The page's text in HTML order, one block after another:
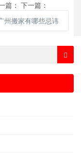
篇： 下一篇：
州搬家有哪些忌讳